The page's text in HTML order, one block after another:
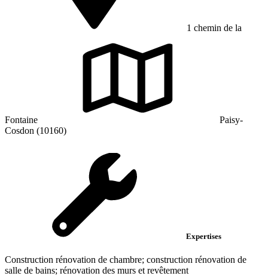
1 chemin de la
Fontaine
Paisy-
Cosdon (10160)
Expertises
Construction rénovation de chambre; construction rénovation de
salle de bains; rénovation des murs et revêtement